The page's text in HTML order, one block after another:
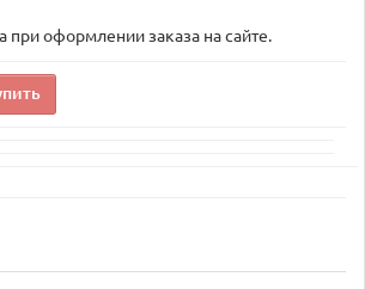
при оформлении заказа на сайте.